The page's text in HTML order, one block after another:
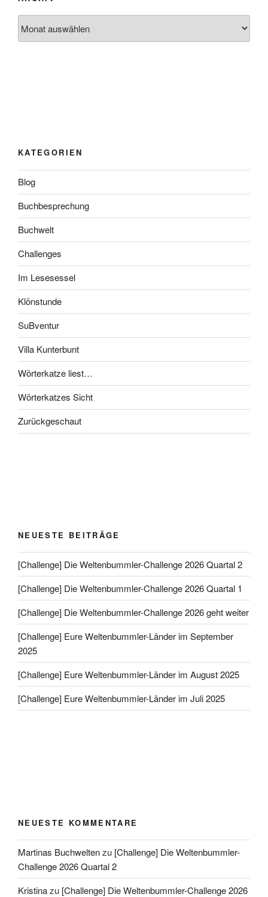
KATEGORIEN
Blog
Buchbesprechung
Buchwelt
Challenges
Im Lesesessel
Klönstunde
SuBventur
Villa Kunterbunt
Wörterkatze liest…
Wörterkatzes Sicht
Zurückgeschaut
NEUESTE BEITRÄGE
[Challenge] Die Weltenbummler-Challenge 2026 Quartal 2
[Challenge] Die Weltenbummler-Challenge 2026 Quartal 1
[Challenge] Die Weltenbummler-Challenge 2026 geht weiter
[Challenge] Eure Weltenbummler-Länder im September
2025
[Challenge] Eure Weltenbummler-Länder im August 2025
[Challenge] Eure Weltenbummler-Länder im Juli 2025
NEUESTE KOMMENTARE
Martinas Buchweltenzu [Challenge] Die Weltenbummler-
Challenge 2026 Quartal 2
Kristinazu [Challenge] Die Weltenbummler-Challenge 2026